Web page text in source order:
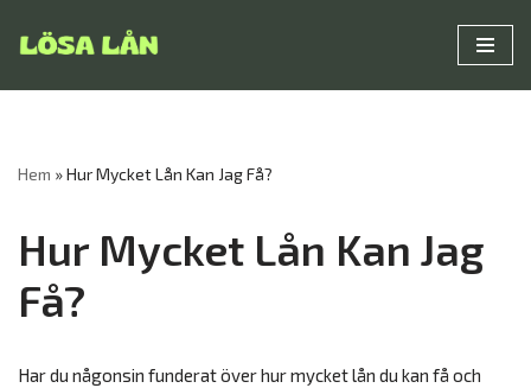
till
Hem »Hur Mycket Lån Kan Jag Få?
Hur Mycket Lån Kan Jag
Få?
Har du någonsin funderat över hur mycket lån du kan få och